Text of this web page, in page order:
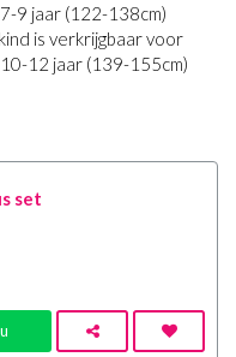
9 jaar (122-138cm)
is verkrijgbaar voor
12 jaar (139-155cm)
set